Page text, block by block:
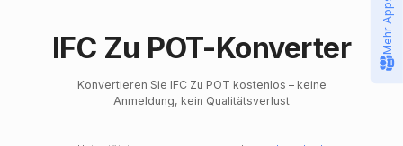
IFC Zu POT-Konverter
Konvertieren Sie IFC Zu POT kostenlos – keine
Anmeldung, kein Qualitätsverlust
Mehr Apps